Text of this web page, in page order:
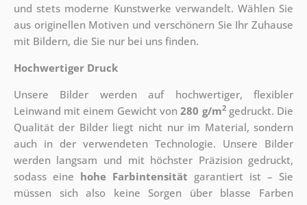
und stets moderne Kunstwerke verwandelt. Wählen Sie
aus originellen Motiven und verschönern Sie Ihr Zuhause
mit Bildern, die Sie nur bei uns finden.
Hochwertiger Druck
Unsere Bilder werden auf hochwertiger, flexibler
Leinwand mit einem Gewicht von280 g/m2gedruckt. Die
Qualität der Bilder liegt nicht nur im Material, sondern
auch in der verwendeten Technologie. Unsere Bilder
werden langsam und mit höchster Präzision gedruckt,
sodass eine hohe Farbintensität garantiert ist – Sie
müssen sich also keine Sorgen über blasse Farben